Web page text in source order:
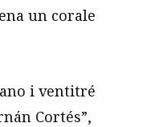
un corale
i ventitré
Cortés”,